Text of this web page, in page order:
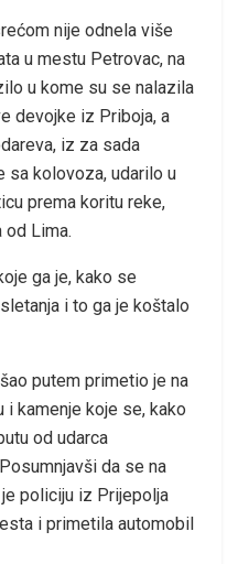
nije odnela više
u mestu Petrovac, na
u kome su se nalazila
devojke iz Priboja, a
iz za sada
sa kolovoza, udarilo u
prema koritu reke,
od Lima.
ga je, kako se
i to ga je koštalo
putem primetio je na
kamenje koje se, kako
od udarca
da se na
policiju iz Prijepolja
i primetila automobil